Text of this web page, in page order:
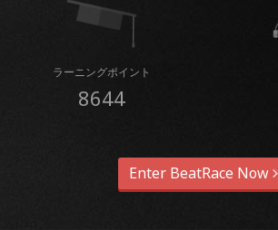
ラーニングポイント
8644
Enter BeatRace Now